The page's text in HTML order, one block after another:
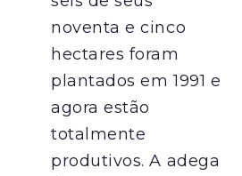
noventa e cinco
hectares foram
plantados em 1991 e
agora estão
totalmente
produtivos. A adega